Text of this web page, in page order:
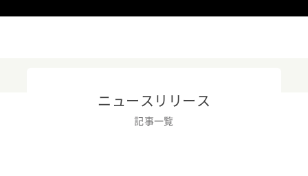
ニュースリリース
記事一覧